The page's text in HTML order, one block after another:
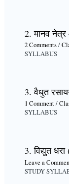
2. मानव नेत्र
2 Comments/
SYLLABUS
3. वैधुत
1 Comment/
SYLLABUS
3. विद्युत
Leave a
STUDY